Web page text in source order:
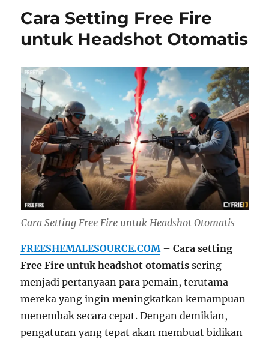
Cara Setting Free Fire
untuk Headshot Otomatis
Cara Setting Free Fire untuk Headshot Otomatis
FREESHEMALESOURCE.COM –Cara setting
Free Fire untuk headshot otomatis sering
menjadi pertanyaan para pemain, terutama
mereka yang ingin meningkatkan kemampuan
menembak secara cepat. Dengan demikian,
pengaturan yang tepat akan membuat bidikan